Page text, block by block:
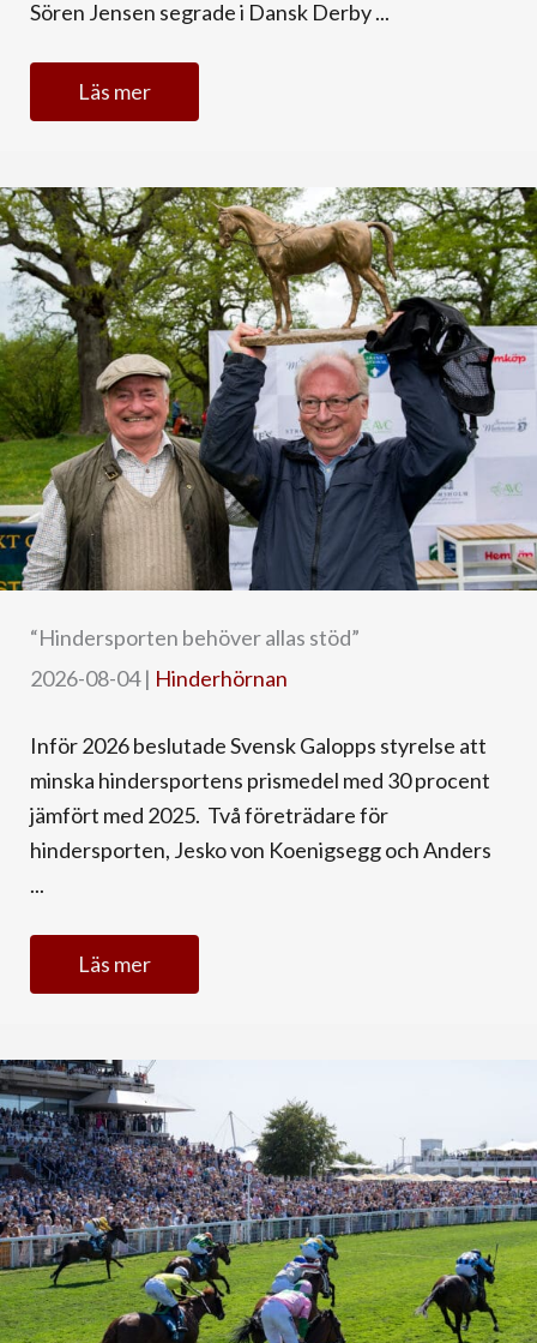
Sören Jensen segrade i Dansk Derby ...
Läs mer
“Hindersporten behöver allas stöd”
2026-08-04| Hinderhörnan
Inför 2026 beslutade Svensk Galopps styrelse att
minska hindersportens prismedel med 30 procent
jämfört med 2025. Två företrädare för
hindersporten, Jesko von Koenigsegg och Anders
...
Läs mer